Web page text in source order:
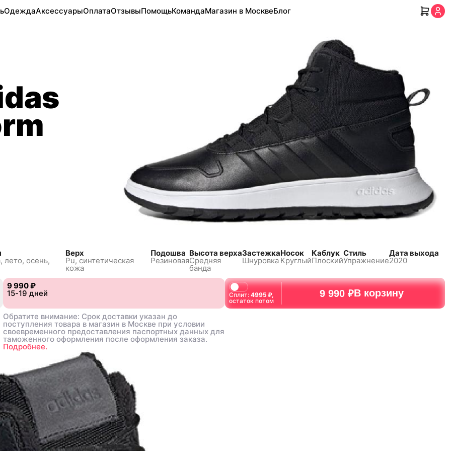
ОдеждаАксессуарыОплатаОтзывыПомощьКомандаМагазин в МосквеБлог
лето, осень,
Верх
Pu, синтетическая
кожа
Подошва
Резиновая
Высота верха
Средняя
банда
Застежка
Шнуровка
Носок
Круглый
Каблук
Плоский
Стиль
Упражнение
Дата выхода
2020
9 990 ₽
15-19 дней
Обратите внимание: Срок доставки указан до
поступления товара в магазин в Москве при условии
своевременного предоставления паспортных данных для
таможенного оформления после оформления заказа.
Подробнее.
9 990 ₽
15-19 дней
Обратите внимание: Срок доставки указан до
поступления товара в магазин в Москве при условии
своевременного предоставления паспортных данных для
таможенного оформления после оформления заказа.
Подробнее.
Сплит:4995 ₽,
остаток потом
9 990 ₽В корзину